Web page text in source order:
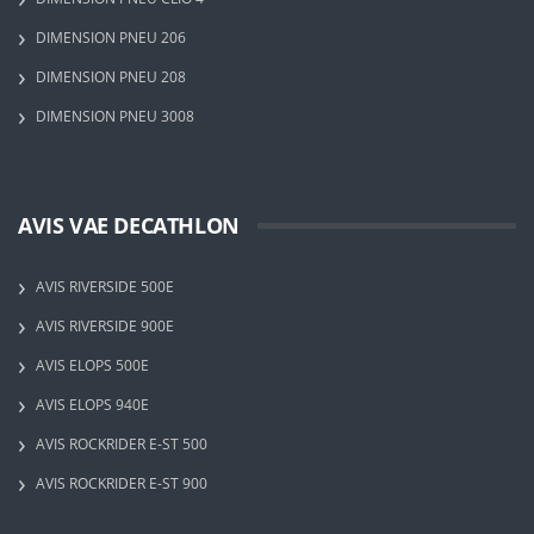
DIMENSION PNEU 206
DIMENSION PNEU 208
DIMENSION PNEU 3008
AVIS VAE DECATHLON
AVIS RIVERSIDE 500E
AVIS RIVERSIDE 900E
AVIS ELOPS 500E
AVIS ELOPS 940E
AVIS ROCKRIDER E-ST 500
AVIS ROCKRIDER E-ST 900